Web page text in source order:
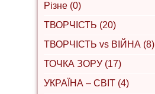
Різне (0)
ТВОРЧІСТЬ (20)
ТВОРЧІСТЬ vs ВІЙНА (8)
ТОЧКА ЗОРУ (17)
УКРАЇНА – СВІТ (4)